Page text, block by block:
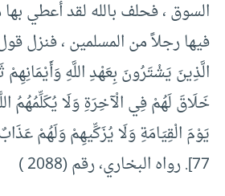
السوق ، فحلف بالله لقد أعطي
فيها رجلاً من المسلمين ، فنزل
الَّذِينَ يَشْتَرُونَ بِعَهْدِ اللَّهِ وَأَيْمَانِهِمْ
خَلَاقَ لَهُمْ فِي الْآخِرَةِ وَلَا يُكَلِّمُهُمُ
يَوْمَ الْقِيَامَةِ وَلَا يُزَكِّيهِمْ وَلَهُمْ
77]. رواه البخاري، رقم (2088 )